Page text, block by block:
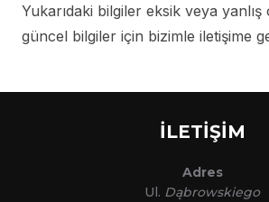
Yukarıdaki bilgiler eksik veya
güncel bilgiler için bizimle iletişime
İLETİŞİM
Adres
Ul. Dąbrowskiego